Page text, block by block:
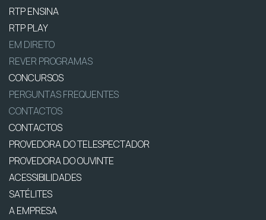
RTP ENSINA
RTP PLAY
EM DIRETO
REVER PROGRAMAS
CONCURSOS
PERGUNTAS FREQUENTES
CONTACTOS
CONTACTOS
PROVEDORA DO TELESPECTADOR
PROVEDORA DO OUVINTE
ACESSIBILIDADES
SATÉLITES
A EMPRESA